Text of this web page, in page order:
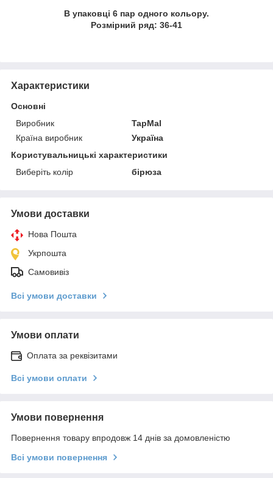
В упаковці 6 пар одного кольору.
Розмірний ряд: 36-41
Характеристики
Основні
Виробник
TapMal
Країна виробник
Україна
Користувальницькі характеристики
Виберіть колір
бірюза
Умови доставки
Нова Пошта
Укрпошта
Самовивіз
Всі умови доставки
Умови оплати
Оплата за реквізитами
Всі умови оплати
Умови повернення
Повернення товару впродовж 14 днів за домовленістю
Всі умови повернення